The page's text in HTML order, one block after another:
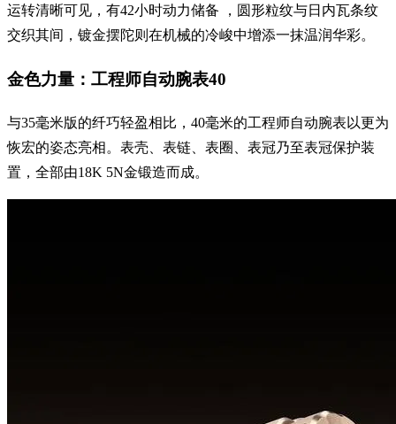
运转清晰可见，有42小时动力储备 ，圆形粒纹与日内瓦条纹
交织其间，镀金摆陀则在机械的冷峻中增添一抹温润华彩。
金色力量：工程师自动腕表40
与35毫米版的纤巧轻盈相比，40毫米的工程师自动腕表以更为
恢宏的姿态亮相。表壳、表链、表圈、表冠乃至表冠保护装
置，全部由18K 5N金锻造而成。